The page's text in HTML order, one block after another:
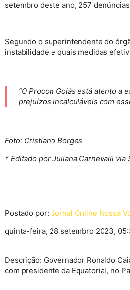
setembro deste ano, 257
Segundo o superintendente do
instabilidade e quais medidas
“O Procon Goiás está atento a
prejuízos incalculáveis com
Foto: Cristiano Borges
* Editado por Juliana Carnevalli via
Postado por: Jornal Online Nossa
quinta-feira, 28 setembro 2023,
Descrição: Governador Ronaldo
com presidente da Equatorial, no